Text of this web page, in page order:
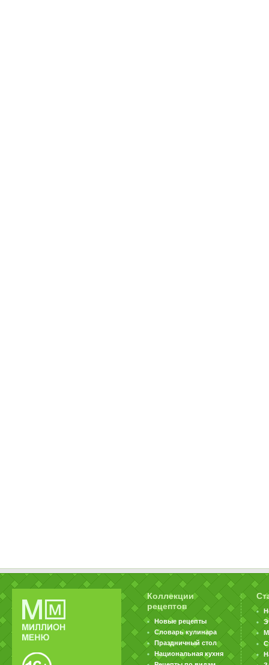
Коллекции
рецептов
Новые рецепты
Словарь кулинара
Праздничный стол
Национальная кухня